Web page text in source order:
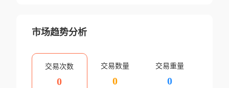
市场趋势分析
交易次数
0
交易数量
0
交易重量
0